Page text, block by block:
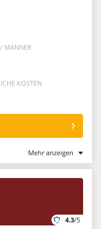
MÄNNER
KOSTEN
Mehr anzeigen
4.3/5